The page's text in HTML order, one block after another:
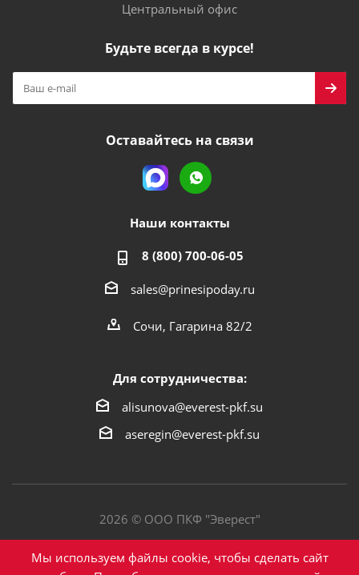
Центральный офис
Будьте всегда в курсе!
Оставайтесь на связи
Наши контакты
8 (800) 700-06-05
sales@prinesipoday.ru
Сочи, Гагарина 82/2
Для сотрудничества:
alisunova@everest-pkf.su
aseregin@everest-pkf.su
2026 © ООО ПКФ "Эверест"
Политика конфиденциальности
Мы используем файлы cookie, чтобы сделать сайт